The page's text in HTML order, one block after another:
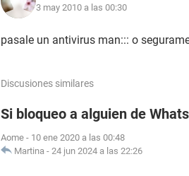
3 may 2010 a las 00:30
pasale un antivirus man::: o
Discusiones similares
Si bloqueo a alguien de
Aome - 10 ene 2020 a las 00:48
Martina - 24 jun 2024 a las 22:26